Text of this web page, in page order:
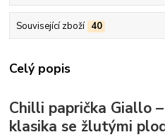
Související zboží 40
Celý popis
Chilli paprička Giallo
klasika se žlutými